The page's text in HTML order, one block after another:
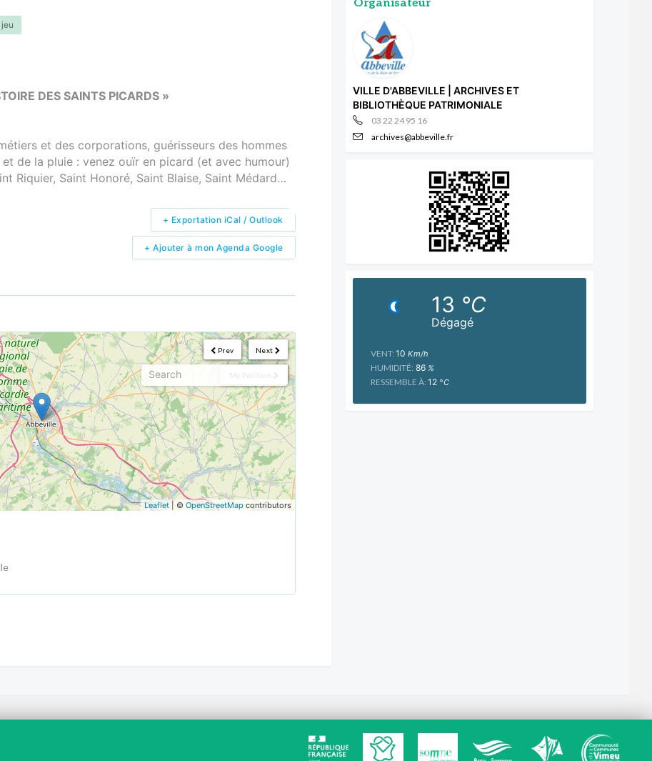
DES SAINTS PICARDS »
et des corporations, guérisseurs des hommes
de la pluie : venez ouïr en picard (et avec humour)
Riquier, Saint Honoré, Saint Blaise, Saint Médard…
+ Ajouter à mon Agenda Google
+ Exportation iCal / Outlook
Next
Prev
My Position
Leaflet| © OpenStreetMapcontributors
Organisateur
VILLE D'ABBEVILLE | ARCHIVES ET
BIBLIOTHÈQUE PATRIMONIALE
03 22 24 95 16
archives@abbeville.fr
Dégagé
13 °C
VENT: 10 Km/h
HUMIDITÉ: 86%
RESSEMBLE À: 12°C